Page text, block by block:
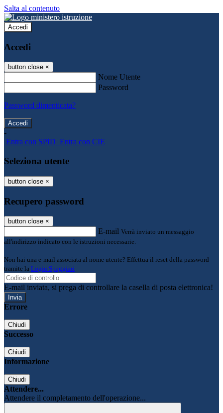
Salta al contenuto
Accedi
Accedi
button close ×
Nome Utente
Password
Password dimenticata?
-
Entra con SPID Entra con CIE
Seleziona utente
button close ×
Recupero password
button close ×
E-mail Verrà inviato un messaggio
all'indirizzo indicato con le istruzioni necessarie.
Non hai una e-mail associata al nome utente? Effettua il reset della password
tramite la Login Spaggiari
E-mail inviata, si prega di controllare la casella di posta elettronica!
Errore
Chiudi
Successo
Chiudi
Informazione
Chiudi
Attendere...
Attendere il completamento dell'operazione...